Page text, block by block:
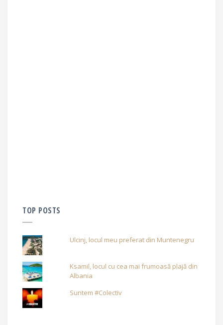
TOP POSTS
Ulcinj, locul meu preferat din Muntenegru
Ksamil, locul cu cea mai frumoasă plajă din
Albania
Suntem #Colectiv